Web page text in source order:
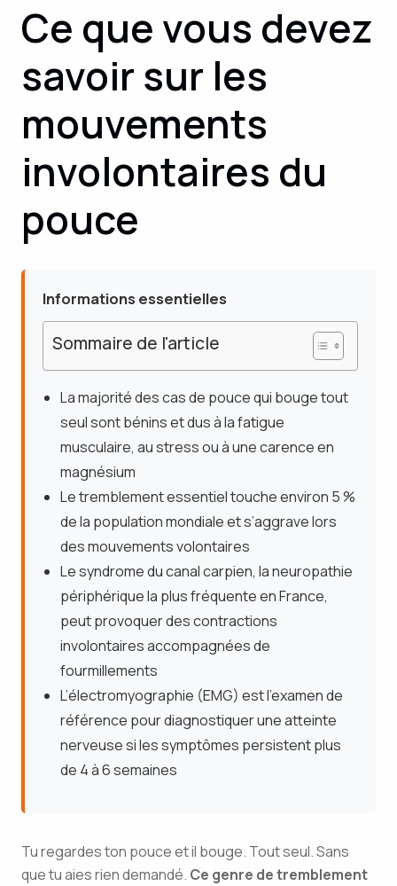
Ce que vous devez
savoir sur les
mouvements
involontaires du
pouce
Informations essentielles
Sommaire de l'article
La majorité des cas de pouce qui bouge tout
seul sont bénins et dus à la fatigue
musculaire, au stress ou à une carence en
magnésium
Le tremblement essentiel touche environ 5 %
de la population mondiale et s’aggrave lors
des mouvements volontaires
Le syndrome du canal carpien, la neuropathie
périphérique la plus fréquente en France,
peut provoquer des contractions
involontaires accompagnées de
fourmillements
L’électromyographie (EMG) est l’examen de
référence pour diagnostiquer une atteinte
nerveuse si les symptômes persistent plus
de 4 à 6 semaines
Tu regardes ton pouce et il bouge. Tout seul. Sans
que tu aies rien demandé. Ce genre de tremblement